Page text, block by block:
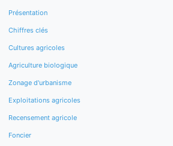
Présentation
Chiffres clés
Cultures agricoles
Agriculture biologique
Zonage d'urbanisme
Exploitations agricoles
Recensement agricole
Foncier